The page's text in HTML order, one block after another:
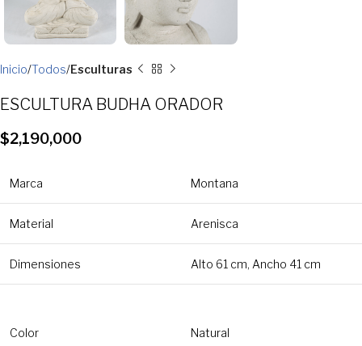
Inicio Todos Esculturas
ESCULTURA BUDHA ORADOR
$2,190,000
Marca Montana
Material Arenisca
Dimensiones Alto 61 cm, Ancho 41 cm
Color Natural